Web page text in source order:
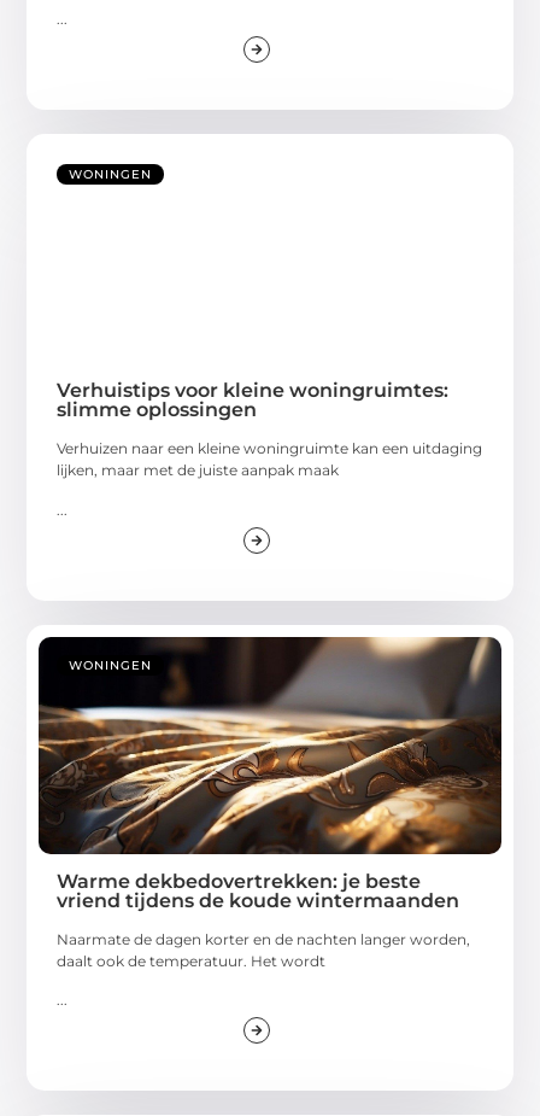
...
WONINGEN
Verhuistips voor kleine woningruimtes:
slimme oplossingen
Verhuizen naar een kleine woningruimte kan een uitdaging
lijken, maar met de juiste aanpak maak
WONINGEN
Warme dekbedovertrekken: je beste
vriend tijdens de koude wintermaanden
Naarmate de dagen korter en de nachten langer worden,
daalt ook de temperatuur. Het wordt
...